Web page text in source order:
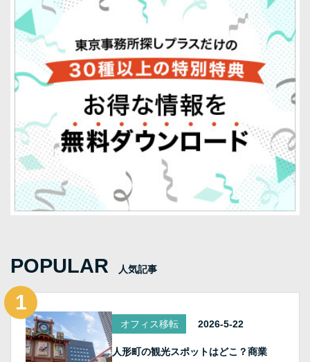
POPULAR 人気記事
オフィス移転 2026-5-22
人形町の観光スポットはどこ？商業